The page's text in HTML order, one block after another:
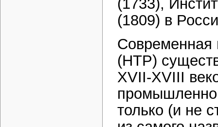
(1733),
(1809) в
Современная
(НТР)
ХVII-ХVIII
только (и не